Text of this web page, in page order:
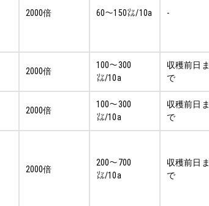
2000倍 60～150㍑/10a -
2000倍
100～300
㍑/10a
収穫前日ま
で
2000倍
100～300
㍑/10a
収穫前日ま
で
2000倍
200～700
㍑/10a
収穫前日ま
で